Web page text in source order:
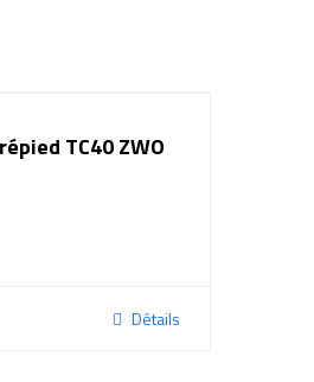
TC40 ZWO
Détails